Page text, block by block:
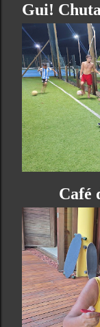
Gui!
Café